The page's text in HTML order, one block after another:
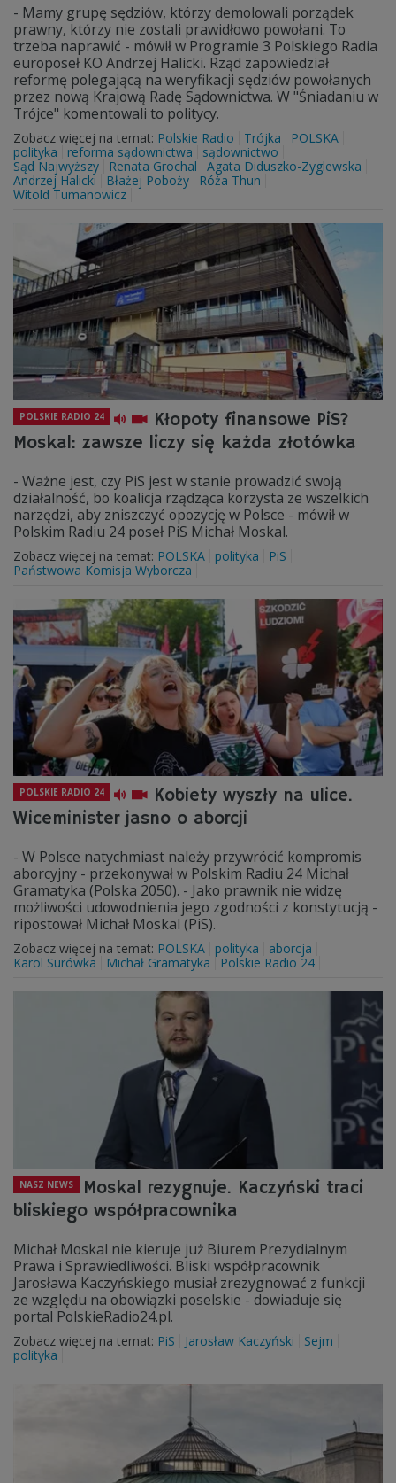
- Mamy grupę sędziów, którzy demolowali porządek
prawny, którzy nie zostali prawidłowo powołani. To
trzeba naprawić - mówił w Programie 3 Polskiego Radia
europoseł KO Andrzej Halicki. Rząd zapowiedział
reformę polegającą na weryfikacji sędziów powołanych
przez nową Krajową Radę Sądownictwa. W "Śniadaniu w
Trójce" komentowali to politycy.
Zobacz więcej na temat: Polskie Radio Trójka
POLSKA
polityka
reforma sądownictwa
sądownictwo
Sąd Najwyższy
Renata Grochal
Agata Diduszko-Zyglewska
Andrzej Halicki
Błażej Poboży
Róża Thun
Witold Tumanowicz
POLSKIE RADIO 24
Kłopoty finansowe PiS?
Moskal: zawsze liczy się każda złotówka
- Ważne jest, czy PiS jest w stanie prowadzić swoją
działalność, bo koalicja rządząca korzysta ze wszelkich
narzędzi, aby zniszczyć opozycję w Polsce - mówił w
Polskim Radiu 24 poseł PiS Michał Moskal.
Zobacz więcej na temat: POLSKA polityka
PiS
Państwowa Komisja Wyborcza
POLSKIE RADIO 24
Kobiety wyszły na ulice.
Wiceminister jasno o aborcji
- W Polsce natychmiast należy przywrócić kompromis
aborcyjny - przekonywał w Polskim Radiu 24 Michał
Gramatyka (Polska 2050). - Jako prawnik nie widzę
możliwości udowodnienia jego zgodności z konstytucją -
ripostował Michał Moskal (PiS).
Zobacz więcej na temat: POLSKA polityka
aborcja
Karol Surówka
Michał Gramatyka Polskie Radio 24
NASZ NEWS
Moskal rezygnuje. Kaczyński traci
bliskiego współpracownika
Michał Moskal nie kieruje już Biurem Prezydialnym
Prawa i Sprawiedliwości. Bliski współpracownik
Jarosława Kaczyńskiego musiał zrezygnować z funkcji
ze względu na obowiązki poselskie - dowiaduje się
portal PolskieRadio24.pl.
Zobacz więcej na temat: PiS Jarosław Kaczyński
Sejm
polityka